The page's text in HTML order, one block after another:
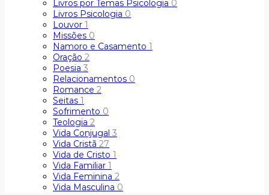
Livros por Temas Psicologia 0
Livros Psicologia 0
Louvor 1
Missões 0
Namoro e Casamento 1
Oração 2
Poesia 3
Relacionamentos 0
Romance 2
Seitas 1
Sofrimento 0
Teologia 2
Vida Conjugal 3
Vida Cristã 27
Vida de Cristo 1
Vida Familiar 1
Vida Feminina 2
Vida Masculina 0